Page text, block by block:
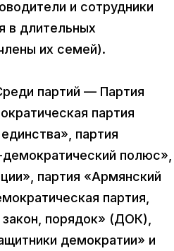
и сотрудники
в длительных
их семей).
партий — Партия
партия
партия
полюс»,
партия «Армянский
партия,
порядок» (ДОК),
демократии» и